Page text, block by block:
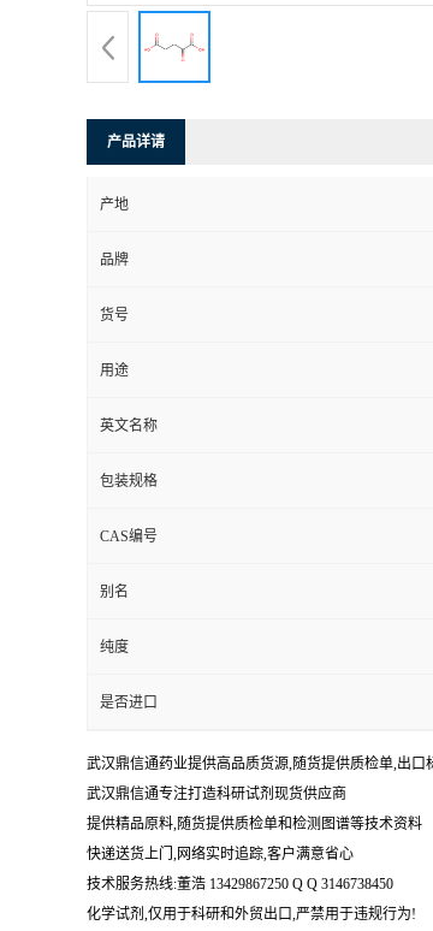
产品详请
产地
品牌
货号
用途
英文名称
包装规格
CAS编号
别名
纯度
是否进口
武汉鼎信通药业提供高品质货源,随货提供质检单,出
武汉鼎信通专注打造科研试剂现货供应商
提供精品原料,随货提供质检单和检测图谱等技术资料
快递送货上门,网络实时追踪,客户满意省心
技术服务热线:董浩 13429867250 Q Q 3146738450
化学试剂,仅用于科研和外贸出口,严禁用于违规行为!